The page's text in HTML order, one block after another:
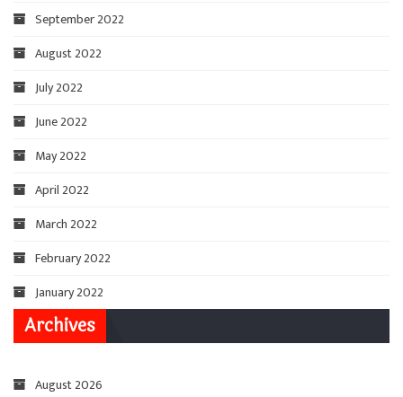
September 2022
August 2022
July 2022
June 2022
May 2022
April 2022
March 2022
February 2022
January 2022
Archives
August 2026